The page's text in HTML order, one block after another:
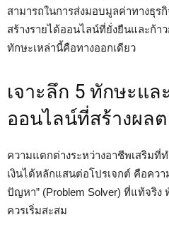
สามารถในการส่งมอบมูลค่าทางธุ
สร้างรายได้ออนไลน์ที่ยั่งยืนและก้า
ทักษะเหล่านี้คือทางออกเดียว
เจาะลึก 5 ทักษะแล
ออนไลน์ที่สร้างผล
ความแตกต่างระหว่างอาชีพเสริมที่
เงินได้หลักแสนต่อโปรเจกต์ คือควา
ปัญหา” (Problem Solver) ที่แท้จริ
ควรเริ่มสะสม